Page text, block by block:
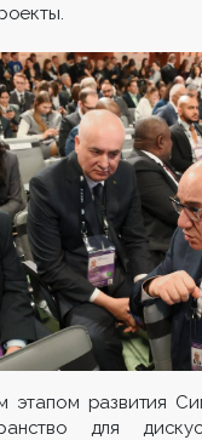
этапом развития
для